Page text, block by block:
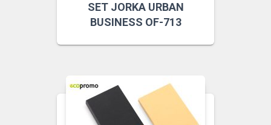
SET JORKA URBAN
BUSINESS OF-713